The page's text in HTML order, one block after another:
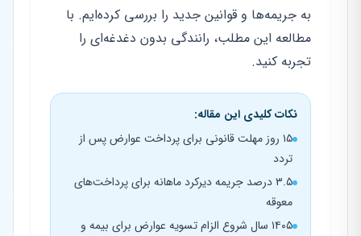
به جریمه‌ها و قوانین جدید را بررسی کرده‌ایم. با
مطالعه این مطلب، رانندگی بدون دغدغه‌ای را
تجربه کنید.
نکات کلیدی این مقاله:
۱۵ روز مهلت قانونی برای پرداخت عوارض پس از
تردد
۳.۵ درصد جریمه دیرکرد ماهانه برای پرداخت‌های
معوقه
۱۴۰۵ سال شروع الزام تسویه عوارض برای بیمه و